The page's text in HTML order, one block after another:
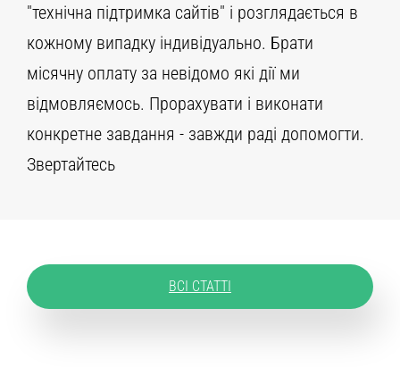
"технічна підтримка сайтів" і розглядається в
кожному випадку індивідуально. Брати
місячну оплату за невідомо які дії ми
відмовляємось. Прорахувати і виконати
конкретне завдання - завжди раді допомогти.
Звертайтесь
ВСІ СТАТТІ